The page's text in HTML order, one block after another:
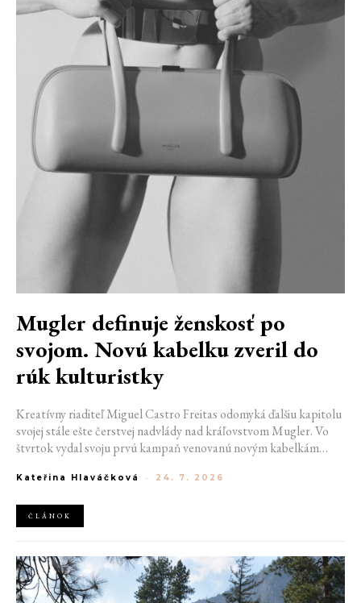
Mugler definuje ženskosť po
svojom. Novú kabelku zveril do
rúk kulturistky
Kreatívny riaditeľ Miguel Castro Freitas odomyká ďalšiu kapitolu
svojej stále ešte čerstvej nadvlády nad kráľovstvom Mugler. Vo
štvrtok vydal svoju prvú kampaň venovanú novým kabelkám
návrhár do módneho domu prišiel. Umne kombinuje výrazy
podobu ženskosti.
Kateřina Hlaváčková - 24. 7. 2026
ČLÁNOK